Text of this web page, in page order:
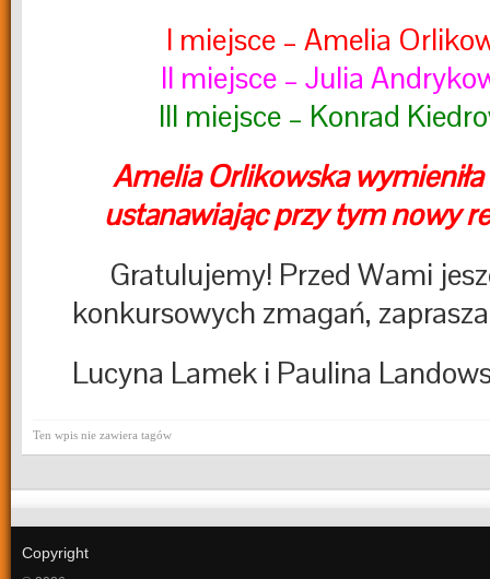
I miejsce – Amelia
II miejsce – Julia
III miejsce – Konrad
Amelia Orlikowska
ustanawiając przy tym nowy
Gratulujemy! Przed Wami
konkursowych zmagań,
Lucyna Lamek i Paulina
Ten wpis nie zawiera tagów
Copyright